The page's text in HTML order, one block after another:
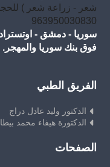
شعر - زراعة شعر )
963950030830
سوريا - دمشق -
فوق بنك سوريا والمهجر.
الفريق الطبي
الدكتور وليد عادل دراج
الدكتورة هيفاء محمد
الصفحات